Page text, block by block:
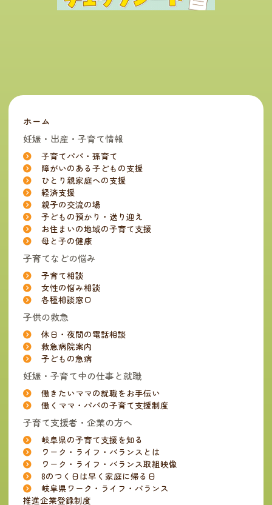
ホーム
妊娠・出産・子育て情報
子育てパパ・孫育て
障がいのある子どもの支援
ひとり親家庭への支援
経済支援
親子の交流の場
子どもの預かり・送り迎え
お住まいの地域の子育て支援
母と子の健康
子育てなどの悩み
子育て相談
女性の悩み相談
各種相談窓口
子供の救急
休日・夜間の電話相談
救急病院案内
子どもの急病
妊娠・子育て中の仕事と就職
働きたいママの就職をお手伝い
働くママ・パパの子育て支援制度
子育て支援者・企業の方へ
岐阜県の子育て支援を知る
ワーク・ライフ・バランスとは
ワーク・ライフ・バランス取組映像
8のつく日は早く家庭に帰る日
岐阜県ワーク・ライフ・バランス
推進企業登録制度